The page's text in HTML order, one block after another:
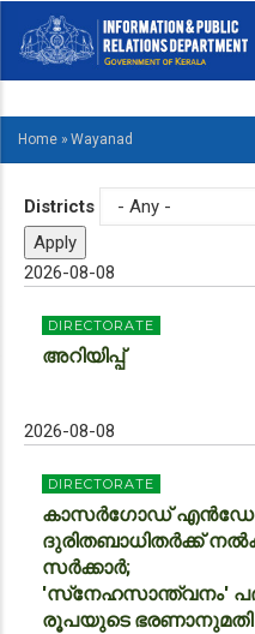
main
BREADCRUMB
Home » Wayanad
Districts
2026-08-08
DIRECTORATE
അറിയിപ്പ്
2026-08-08
DIRECTORATE
കാസർഗോഡ്
ദുരിതബാധിതർക്ക്
സർക്കാർ;
'സ്‌നേഹസാന്ത്വനം'
രൂപയുടെ ഭരണാനുമതി